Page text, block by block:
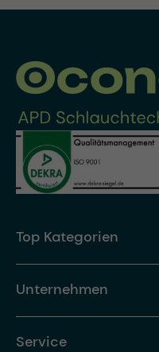
Top Kategorien
Unternehmen
Service